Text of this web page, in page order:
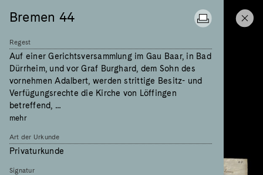
Bremen 44
Regest
Auf einer Gerichtsversammlung im Gau Baar, in Bad
Dürrheim, und vor Graf Burghard, dem Sohn des
vornehmen Adalbert, werden strittige Besitz- und
Verfügungsrechte die Kirche von Löffingen
betreffend, …
mehr
Art der Urkunde
Privaturkunde
Signatur